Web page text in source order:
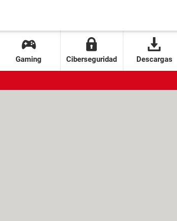
Gaming Ciberseguridad Descargas